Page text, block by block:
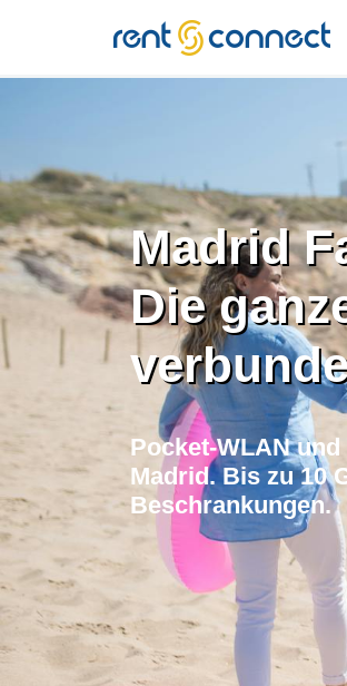
RENT'N
CONNECT
Madrid
Die
Pocket-WLAN
Madrid. Bis zu 10
Beschrankungen.